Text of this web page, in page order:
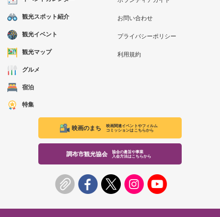
観光スポット紹介
観光イベント
観光マップ
グルメ
宿泊
特集
お問い合わせ
プライバシーポリシー
利用規約
映画のまち
映画関連イベントやフィルム
コミッションはこちらから
調布市観光協会
協会の趣旨や事業
入会方法はこちらから